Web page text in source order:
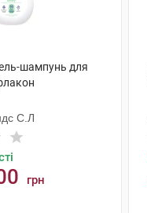
шампунь для
С.Л
грн